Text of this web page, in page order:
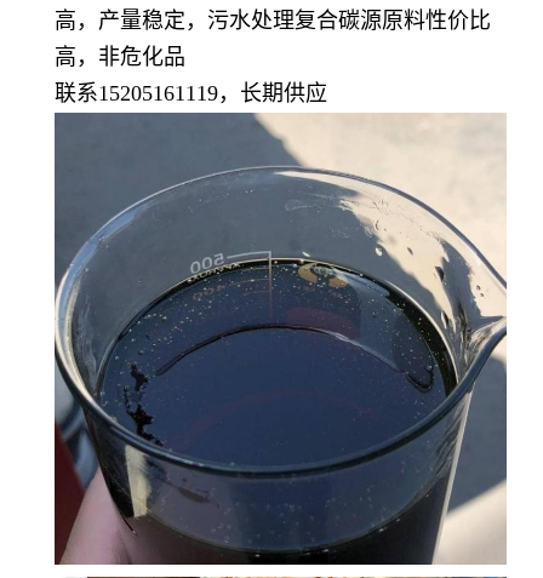
高，产量稳定，污水处理复合碳源原料性价比
高，非危化品
联系15205161119，长期供应